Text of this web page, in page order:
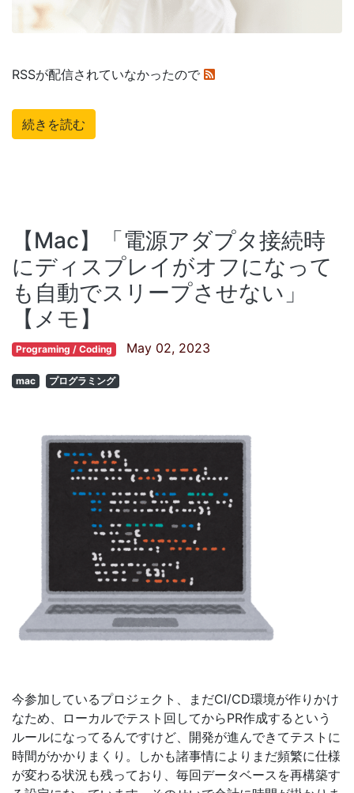
RSSが配信されていなかったので
続きを読む
【Mac】「電源アダプタ接続時
にディスプレイがオフになって
も自動でスリープさせない」
【メモ】
Programing / Coding May 02, 2023
mac プログラミング
今参加しているプロジェクト、まだCI/CD環境が作りかけ
なため、ローカルでテスト回してからPR作成するという
ルールになってるんですけど、開発が進んできてテストに
時間がかかりまくり。しかも諸事情によりまだ頻繁に仕様
が変わる状況も残っており、毎回データベースを再構築す